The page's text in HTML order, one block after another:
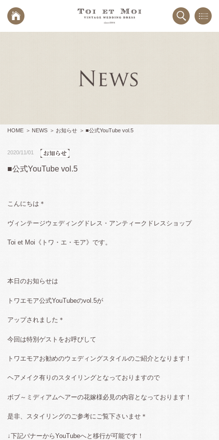
HOME NEWS お知らせ ■公式YouTube vol.5
2020/11/01
■公式YouTube vol.5
こんにちは＊
ヴィンテージウェディングドレス・アンティークドレスショップ
Toi et Moi《トワ・エ・モア》です。
本日のお知らせは
トワエモア公式YouTubeのvol.5が
アップされました＊
今回は特別ゲストをお呼びして
トワエモアお勧めのウェディングスタイルのご紹介となります！
ヘアメイク有りのスタイリングとなっておりますので
ボブ～ミディアムヘアーの花嫁様必見の内容となっております！
是非、スタイリングのご参考にご覧下さいませ＊
↓下記バナーからYouTubeへと移行が可能です！